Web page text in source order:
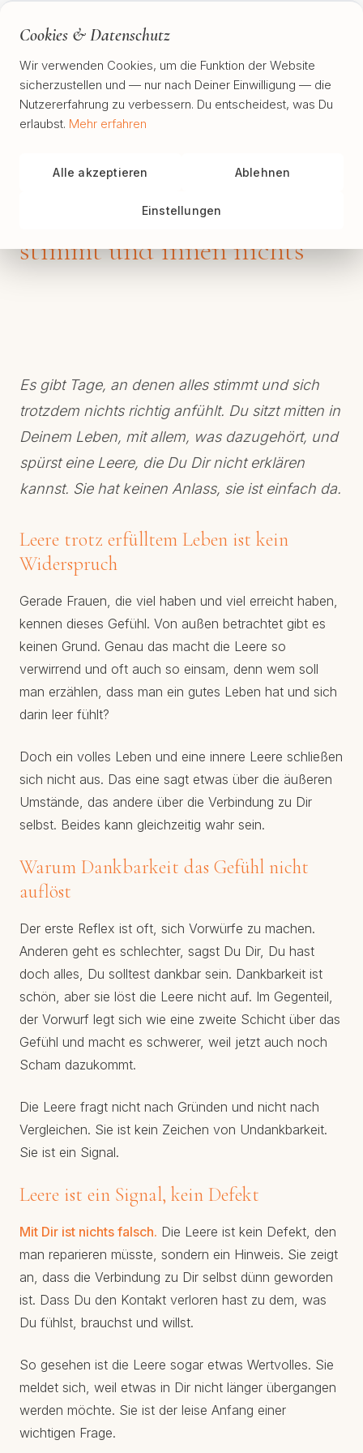
Sabina Grimm
Innere Leere verstehen:
wenn von außen alles
stimmt und innen nichts
Es gibt Tage, an denen alles stimmt und sich
trotzdem nichts richtig anfühlt. Du sitzt mitten in
Deinem Leben, mit allem, was dazugehört, und
spürst eine Leere, die Du Dir nicht erklären
kannst. Sie hat keinen Anlass, sie ist einfach da.
Leere trotz erfülltem Leben ist kein
Widerspruch
Gerade Frauen, die viel haben und viel erreicht haben,
kennen dieses Gefühl. Von außen betrachtet gibt es
keinen Grund. Genau das macht die Leere so
verwirrend und oft auch so einsam, denn wem soll
man erzählen, dass man ein gutes Leben hat und sich
darin leer fühlt?
Doch ein volles Leben und eine innere Leere schließen
sich nicht aus. Das eine sagt etwas über die äußeren
Umstände, das andere über die Verbindung zu Dir
selbst. Beides kann gleichzeitig wahr sein.
Warum Dankbarkeit das Gefühl nicht
auflöst
Der erste Reflex ist oft, sich Vorwürfe zu machen.
Anderen geht es schlechter, sagst Du Dir, Du hast
doch alles, Du solltest dankbar sein. Dankbarkeit ist
schön, aber sie löst die Leere nicht auf. Im Gegenteil,
der Vorwurf legt sich wie eine zweite Schicht über das
Gefühl und macht es schwerer, weil jetzt auch noch
Scham dazukommt.
Die Leere fragt nicht nach Gründen und nicht nach
Vergleichen. Sie ist kein Zeichen von Undankbarkeit.
Sie ist ein Signal.
Leere ist ein Signal, kein Defekt
Mit Dir ist nichts falsch. Die Leere ist kein Defekt, den
man reparieren müsste, sondern ein Hinweis. Sie zeigt
an, dass die Verbindung zu Dir selbst dünn geworden
ist. Dass Du den Kontakt verloren hast zu dem, was
Du fühlst, brauchst und willst.
So gesehen ist die Leere sogar etwas Wertvolles. Sie
meldet sich, weil etwas in Dir nicht länger übergangen
werden möchte. Sie ist der leise Anfang einer
wichtigen Frage.
Cookies & Datenschutz
Wir verwenden Cookies, um die Funktion der Website
sicherzustellen und — nur nach Deiner Einwilligung — die
Nutzererfahrung zu verbessern. Du entscheidest, was Du
erlaubst. Mehr erfahren
Alle akzeptieren Ablehnen
Einstellungen